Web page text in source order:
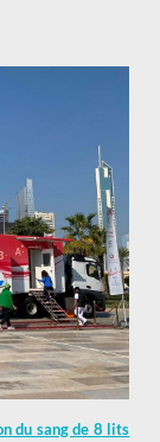
du sang de 8 lits